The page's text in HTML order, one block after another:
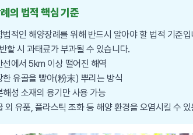
의 법적 핵심 기준
법적인 해양장례를 위해 반드시 알아야 할 법적 기준입
할 시 과태료가 부과될 수 있습니다.
에서 5km 이상 떨어진 해역
유골을 빻아(粉末) 뿌리는 방식
성 소재의 용기만 사용 가능
외 유품, 플라스틱 조화 등 해양 환경을 오염시킬 수 있